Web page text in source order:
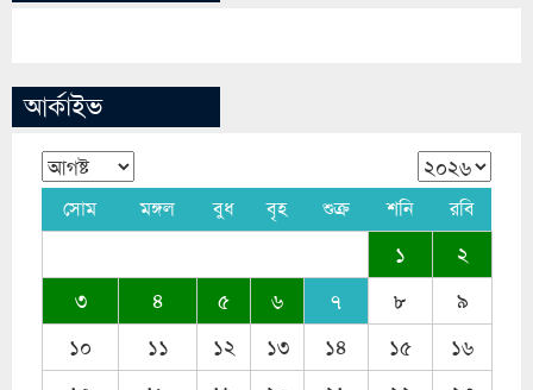
আর্কাইভ
সোম মঙ্গল বুধ বৃহ শুক্র শনি রবি
১
২
৩
৪ ৫ ৬ ৭ ৮
৯
১০
১১ ১২ ১৩ ১৪ ১৫
১৬